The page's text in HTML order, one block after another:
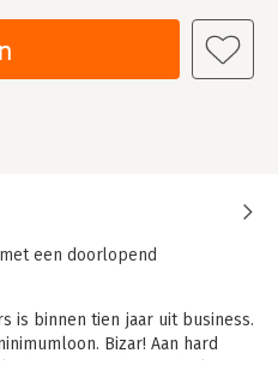
een doorlopend
is binnen tien jaar uit business.
Bizar! Aan hard